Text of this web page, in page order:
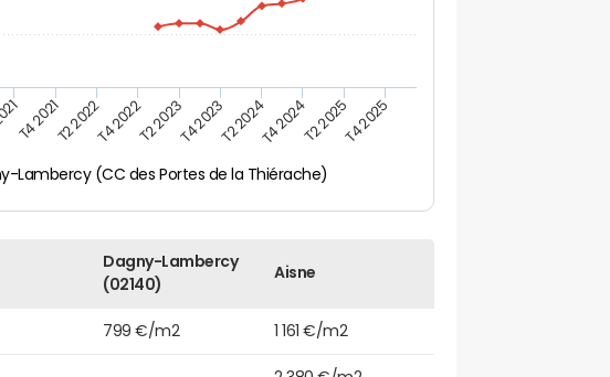
Lambercy (CC des Portes de la Thiérache)
T4 2021T2 2022T4 2022T2 2023T4 2023T2 2024T4 2024T2 2025T4 2025
Dagny-Lambercy
(02140)
Aisne
799 €/m2 1 161 €/m2